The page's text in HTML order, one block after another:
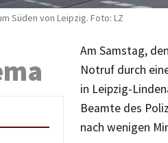
Süden von Leipzig. Foto: LZ
Am Samstag,
Notruf durch
in Leipzig-
Beamte des
nach wenigen